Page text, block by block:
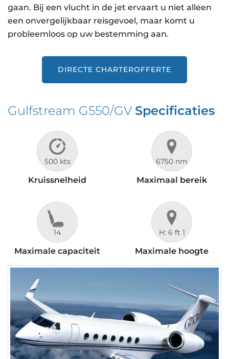
gaan. Bij een vlucht in de jet ervaart u niet alleen
een onvergelijkbaar reisgevoel, maar komt u
probleemloos op uw bestemming aan.
DIRECTE CHARTEROFFERTE
Gulfstream G550/GV Specificaties
500 kts
Kruissnelheid
6750 nm
Maximaal bereik
14
Maximale capaciteit
H: 6 ft 1
Maximale hoogte